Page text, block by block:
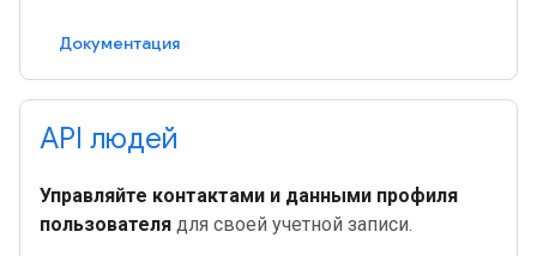
Документация
API людей
Управляйте контактами и данными профиля
пользователя для своей учетной записи.